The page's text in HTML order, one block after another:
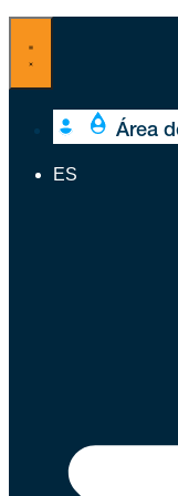
Ir
contenido
Área
ES